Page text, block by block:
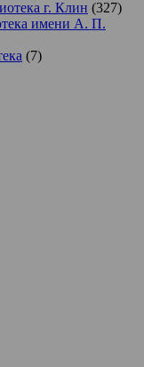
г. Клин (327)
имени А. П.
(7)